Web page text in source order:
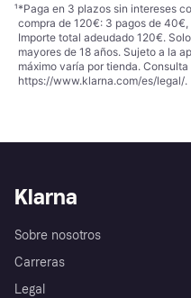
¹*Paga en 3 plazos sin intereses
compra de 120€: 3 pagos de 40€,
Importe total adeudado 120€.
mayores de 18 años. Sujeto a la
máximo varía por tienda.
https://www.klarna.com/es/legal/.
Klarna
Sobre nosotros
Carreras
Legal